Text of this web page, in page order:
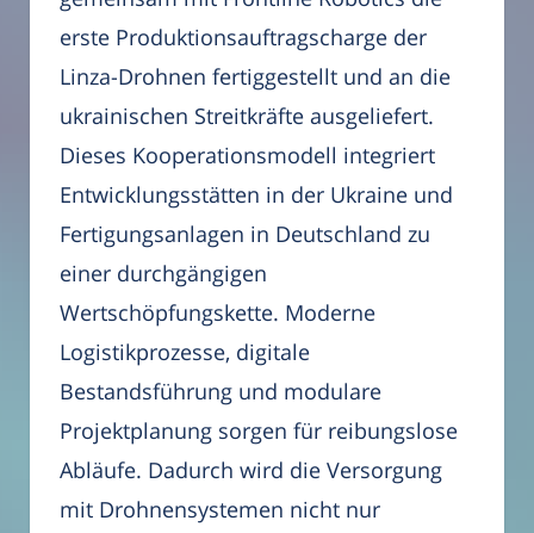
erste Produktionsauftragscharge der
Linza-Drohnen fertiggestellt und an die
ukrainischen Streitkräfte ausgeliefert.
Dieses Kooperationsmodell integriert
Entwicklungsstätten in der Ukraine und
Fertigungsanlagen in Deutschland zu
einer durchgängigen
Wertschöpfungskette. Moderne
Logistikprozesse, digitale
Bestandsführung und modulare
Projektplanung sorgen für reibungslose
Abläufe. Dadurch wird die Versorgung
mit Drohnensystemen nicht nur